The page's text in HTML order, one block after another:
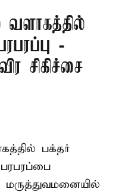
வளாகத்தில்
-
சிகிச்சை
பக்தர்
மருத்துவமனையில்